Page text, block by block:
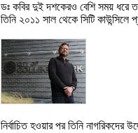
ডঃ কবির দুই দশকেরও বেশি সময় ধরে
তিনি ২০১১ সাল থেকে সিটি কাউন্সিলে
নির্বাচিত হওয়ার পর তিনি নাগরিকদের